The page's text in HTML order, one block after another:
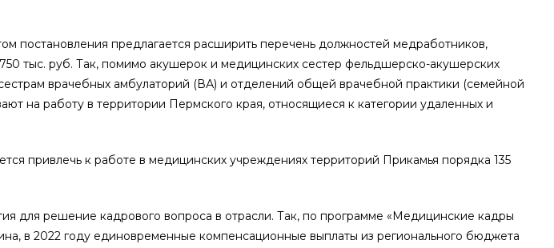
постановления предлагается расширить перечень должностей медработников,
тыс. руб. Так, помимо акушерок и медицинских сестер фельдшерско-акушерских
врачебных амбулаторий (ВА) и отделений общей врачебной практики (семейной
на работу в территории Пермского края, относящиеся к категории удаленных и
привлечь к работе в медицинских учреждениях территорий Прикамья порядка 135
для решение кадрового вопроса в отрасли. Так, по программе «Медицинские кадры
в 2022 году единовременные компенсационные выплаты из регионального бюджета